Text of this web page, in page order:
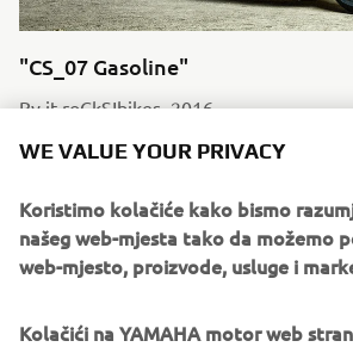
"CS_07 Gasoline"
By it roCkS!bikes, 2016
Pročitajte više
WE VALUE YOUR PRIVACY
Koristimo kolačiće kako bismo
našeg web-mjesta tako da možemo
web-mjesto, proizvode, usluge i
Kolačići na YAMAHA motor web